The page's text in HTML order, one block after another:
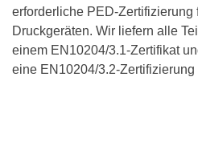
erforderliche PED-Zertifizierung
Druckgeräten. Wir liefern alle
einem EN10204/3.1-Zertifikat
eine EN10204/3.2-